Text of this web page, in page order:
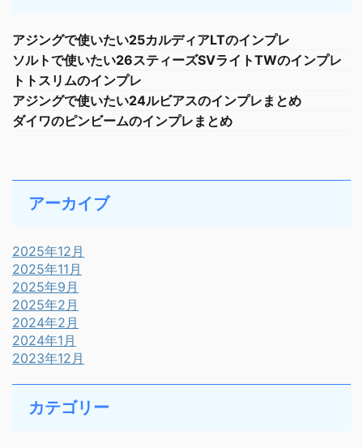
アジングで使いたい25カルディアLTのインプレ
ソルトで使いたい26スティーズSVライトTWのインプレ
トトスリムのインプレ
アジングで使いたい24ルビアスのインプレまとめ
ダイワのピンビームのインプレまとめ
アーカイブ
2025年12月
2025年11月
2025年9月
2025年2月
2024年2月
2024年1月
2023年12月
カテゴリー